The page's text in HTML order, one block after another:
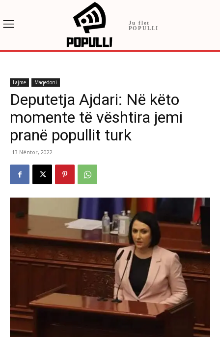
Ju flet
POPULLI
Lajme Maqedoni
Deputetja Ajdari: Në këto
momente të vështira jemi
pranë popullit turk
13 Nëntor, 2022